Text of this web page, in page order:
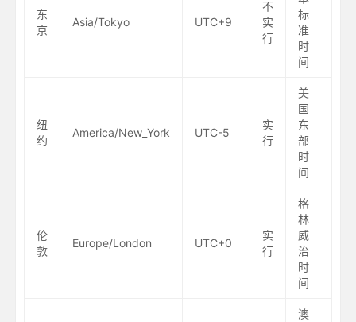
东
京
Asia/Tokyo UTC+9
不
实
行
标
准
时
间
纽
约
America/New_York UTC-5
实
行
美
国
东
部
时
间
伦
敦
Europe/London UTC+0
实
行
格
林
威
治
时
间
澳